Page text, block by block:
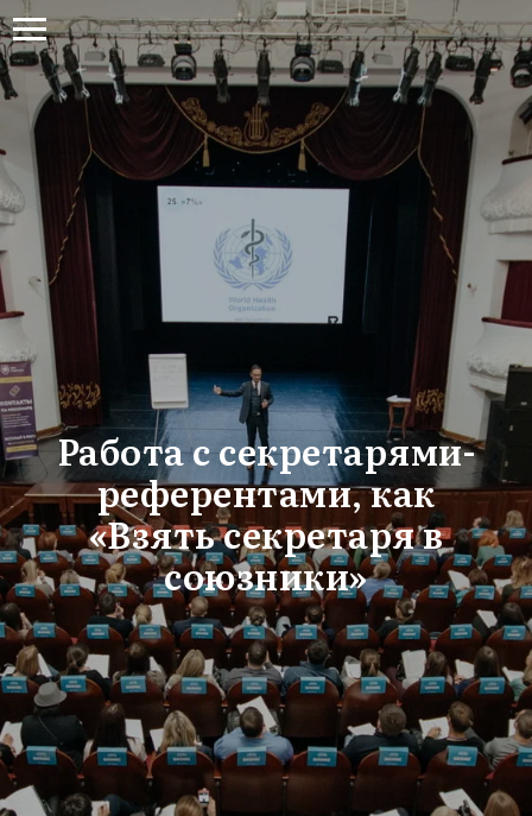
Работа с секретарями-
референтами, как
«Взять секретаря в
союзники»